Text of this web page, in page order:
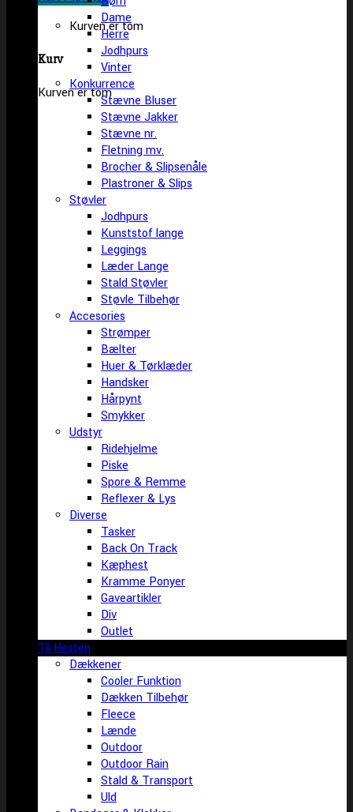
Kurven er tom
Kurv
Kurven er tom
Dame
Herre
Jodhpurs
Vinter
Konkurrence
Stævne Bluser
Stævne Jakker
Stævne nr.
Fletning mv.
Brocher & Slipsenåle
Plastroner & Slips
Støvler
Jodhpurs
Kunststof lange
Leggings
Læder Lange
Stald Støvler
Støvle Tilbehør
Accesories
Strømper
Bælter
Huer & Tørklæder
Handsker
Hårpynt
Smykker
Udstyr
Ridehjelme
Piske
Spore & Remme
Reflexer & Lys
Diverse
Tasker
Back On Track
Kæphest
Kramme Ponyer
Gaveartikler
Div
Outlet
Til Hesten
Dækkener
Cooler Funktion
Dækken Tilbehør
Fleece
Lænde
Outdoor
Outdoor Rain
Stald & Transport
Uld